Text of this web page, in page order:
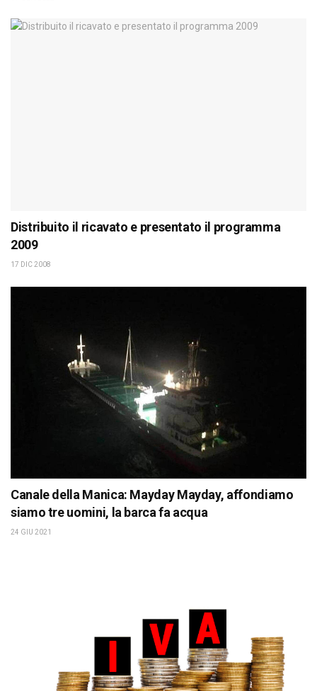
Distribuito il ricavato e presentato il programma
2009
17 DIC 2008
Canale della Manica: Mayday Mayday, affondiamo
siamo tre uomini, la barca fa acqua
24 GIU 2021